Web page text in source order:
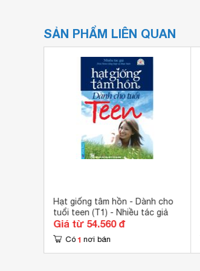
SẢN PHẨM LIÊN QUAN
Hạt giống tâm hồn - Dành cho
tuổi teen (T1) - Nhiều tác giả
Giá từ 54.560 đ
Có 1 nơi bán